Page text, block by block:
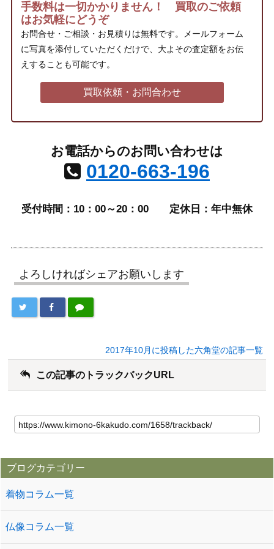
手数料は一切かかりません！ 買取のご依頼
はお気軽にどうぞ
お問合せ・ご相談・お見積りは無料です。メールフォーム
に写真を添付していただくだけで、大よその査定額をお伝
えすることも可能です。
買取依頼・お問合わせ
お電話からのお問い合わせは
0120-663-196
受付時間：10：00～20：00 定休日：年中無休
よろしければシェアお願いします
2017年10月に投稿した六角堂の記事一覧
この記事のトラックバックURL
ブログカテゴリー
着物コラム一覧
仏像コラム一覧